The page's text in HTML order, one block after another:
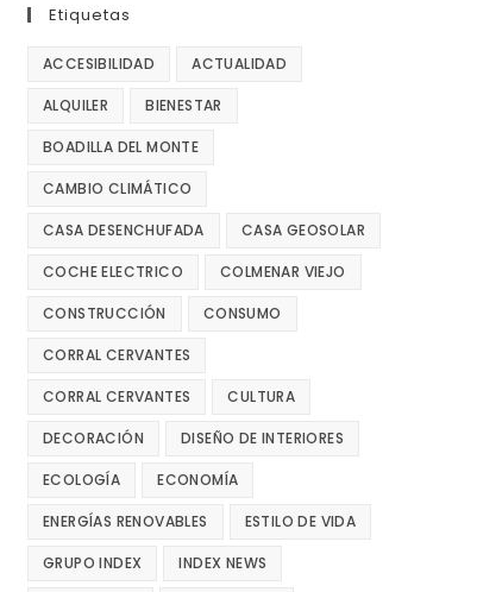
Etiquetas
ACCESIBILIDAD ACTUALIDAD
ALQUILER BIENESTAR
BOADILLA DEL MONTE
CAMBIO CLIMÁTICO
CASA DESENCHUFADA CASA GEOSOLAR
COCHE ELECTRICO COLMENAR VIEJO
CONSTRUCCIÓN CONSUMO
CORRAL CERVANTES
CORRAL CERVANTES CULTURA
DECORACIÓN DISEÑO DE INTERIORES
ECOLOGÍA ECONOMÍA
ENERGÍAS RENOVABLES ESTILO DE VIDA
GRUPO INDEX INDEX NEWS